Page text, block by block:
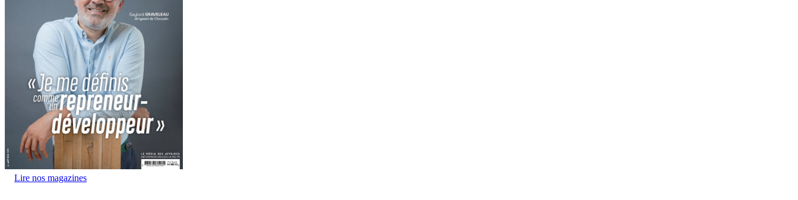
Lire nos magazines